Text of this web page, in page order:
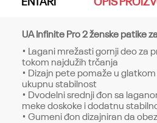
UA Infinite Pro 2 ženske patike
• Lagani mrežasti gornji deo za
tokom najdužih trčanja
• Dizajn pete pomaže u
ukupnu stabilnost
• Dvodelni srednji đon sa
meke doskoke i dodatnu
• Gumeni đon dizajniran da